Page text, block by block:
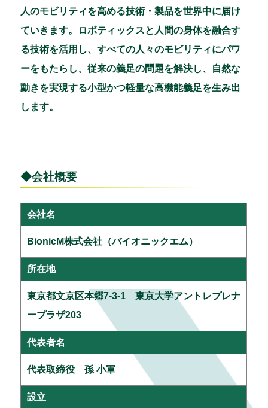
人のモビリティを高める技術・製品を世界中に届け
ていきます。ロボティックスと人間の身体を融合す
る技術を活用し、すべての人々のモビリティにパワ
ーをもたらし、従来の義足の問題を解決し、自然な
動きを実現する小型かつ軽量な高機能義足を生み出
します。
◆会社概要
会社名
BionicM株式会社（バイオニックエム）
所在地
東京都文京区本郷7-3-1 東京大学アントレプレナ
ープラザ203
代表者名
代表取締役 孫 小軍
設立